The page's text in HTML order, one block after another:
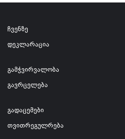
ჩვენზე
დეკლარაცია
გამჭვირვალობა
გავრცელება
გადაცემები
თვითრეგულრება